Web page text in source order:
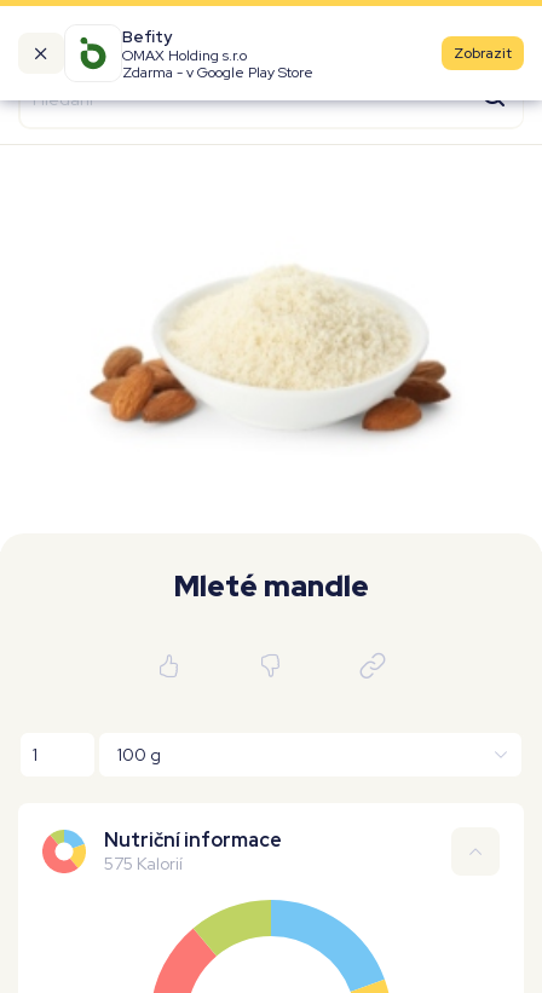
Befity
OMAX Holding s.r.o
Zdarma - v Google Play Store
Zobrazit
Kalorické tabulky
Fast Food
Aktivity
Denní aktivity
Mleté mandle
Nutriční informace
575 Kalorií